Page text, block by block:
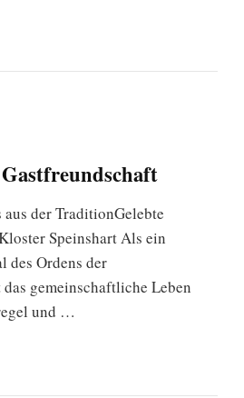
der TraditionGelebte
Speinshart Als ein
des Ordens der
gemeinschaftliche Leben
und …